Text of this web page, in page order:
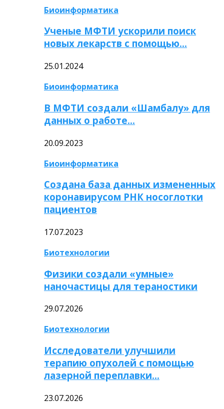
Биоинформатика
Ученые МФТИ ускорили поиск
новых лекарств с помощью…
25.01.2024
Биоинформатика
В МФТИ создали «Шамбалу» для
данных о работе…
20.09.2023
Биоинформатика
Создана база данных измененных
коронавирусом РНК носоглотки
пациентов
17.07.2023
Биотехнологии
Физики создали «умные»
наночастицы для тераностики
29.07.2026
Биотехнологии
Исследователи улучшили
терапию опухолей с помощью
лазерной переплавки…
23.07.2026